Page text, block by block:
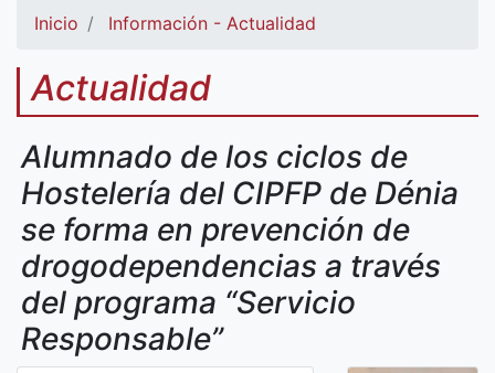
Inicio Información - Actualidad
Actualidad
Alumnado de los ciclos de
Hostelería del CIPFP de Dénia
se forma en prevención de
drogodependencias a través
del programa “Servicio
Responsable”